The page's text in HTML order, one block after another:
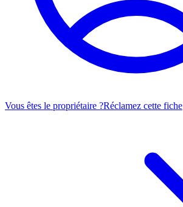
Vous êtes le propriétaire ?Réclamez cette fiche